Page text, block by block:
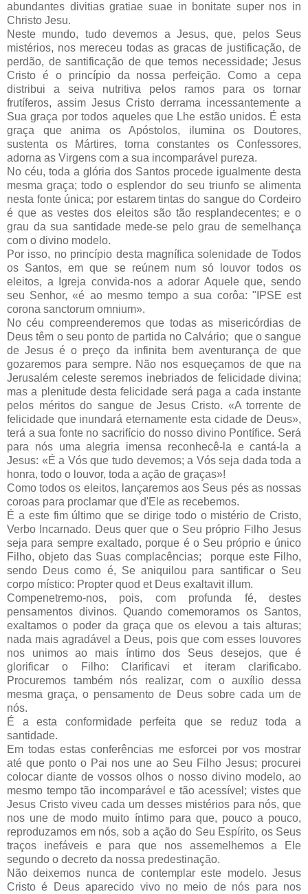
abundantes divitias gratiae suae in bonitate super nos in
Christo Jesu.
Neste mundo, tudo devemos a Jesus, que, pelos Seus
mistérios, nos mereceu todas as gracas de justificação, de
perdão, de santificação de que temos necessidade; Jesus
Cristo é o princípio da nossa perfeição. Como a cepa
distribui a seiva nutritiva pelos ramos para os tornar
frutíferos, assim Jesus Cristo derrama incessantemente a
Sua graça por todos aqueles que Lhe estão unidos. É esta
graça que anima os Apóstolos, ilumina os Doutores,
sustenta os Mártires, torna constantes os Confessores,
adorna as Virgens com a sua incomparável pureza.
No céu, toda a glória dos Santos procede igualmente desta
mesma graça; todo o esplendor do seu triunfo se alimenta
nesta fonte única; por estarem tintas do sangue do Cordeiro
é que as vestes dos eleitos são tão resplandecentes; e o
grau da sua santidade mede-se pelo grau de semelhança
com o divino modelo.
Por isso, no princípio desta magnífica solenidade de Todos
os Santos, em que se reúnem num só louvor todos os
eleitos, a Igreja convida-nos a adorar Aquele que, sendo
seu Senhor, «é ao mesmo tempo a sua corôa: "IPSE est
corona sanctorum omnium».
No céu compreenderemos que todas as misericórdias de
Deus têm o seu ponto de partida no Calvário; que o sangue
de Jesus é o preço da infinita bem aventurança de que
gozaremos para sempre. Não nos esqueçamos de que na
Jerusalém celeste seremos inebriados de felicidade divina;
mas a plenitude desta felicidade será paga a cada instante
pelos méritos do sangue de Jesus Cristo. «A torrente de
felicidade que inundará eternamente esta cidade de Deus»,
terá a sua fonte no sacrifício do nosso divino Pontífice. Será
para nós uma alegria imensa reconhecê-la e cantá-la a
Jesus: «É a Vós que tudo devemos; a Vós seja dada toda a
honra, todo o louvor, toda a ação de graças»!
Como todos os eleitos, lançaremos aos Seus pés as nossas
coroas para proclamar que d'Ele as recebemos.
É a este fim último que se dirige todo o mistério de Cristo,
Verbo Incarnado. Deus quer que o Seu próprio Filho Jesus
seja para sempre exaltado, porque é o Seu próprio e único
Filho, objeto das Suas complacências; porque este Filho,
sendo Deus como é, Se aniquilou para santificar o Seu
corpo místico: Propter quod et Deus exaltavit illum.
Compenetremo-nos, pois, com profunda fé, destes
pensamentos divinos. Quando comemoramos os Santos,
exaltamos o poder da graça que os elevou a tais alturas;
nada mais agradável a Deus, pois que com esses louvores
nos unimos ao mais íntimo dos Seus desejos, que é
glorificar o Filho: Clarificavi et iteram clarificabo.
Procuremos também nós realizar, com o auxílio dessa
mesma graça, o pensamento de Deus sobre cada um de
nós.
É a esta conformidade perfeita que se reduz toda a
santidade.
Em todas estas conferências me esforcei por vos mostrar
até que ponto o Pai nos une ao Seu Filho Jesus; procurei
colocar diante de vossos olhos o nosso divino modelo, ao
mesmo tempo tão incomparável e tão acessível; vistes que
Jesus Cristo viveu cada um desses mistérios para nós, que
nos une de modo muito íntimo para que, pouco a pouco,
reproduzamos em nós, sob a ação do Seu Espírito, os Seus
traços inefáveis e para que nos assemelhemos a Ele
segundo o decreto da nossa predestinação.
Não deixemos nunca de contemplar este modelo. Jesus
Cristo é Deus aparecido vivo no meio de nós para nos